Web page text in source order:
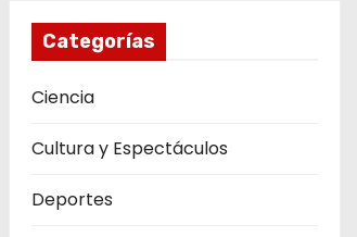
Categorías
Ciencia
Cultura y Espectáculos
Deportes